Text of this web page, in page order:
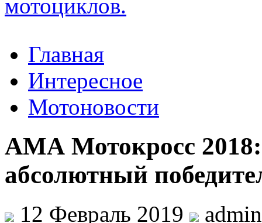
Главная
Интересное
Мотоновости
АМА Мотокросс
абсолютный
12 Февраль 2019